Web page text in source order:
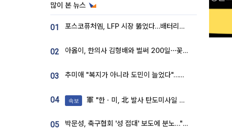
많이 본 뉴스
01 포스코퓨처엠, LFP 시장 뚫었다…배터리사와 대규모 장기 공급 합의
02 아옳이, 한의사 김형배와 벌써 200일⋯꽃다발 들고 "프러포즈 아냐"
03 추미애 "복지가 아니라 도민이 늘었다"…재정난 책임론 정면돌파
04 속보 軍 "한ㆍ미, 北 발사 탄도미사일 제원 정밀분석 중"
05 박문성, 축구협회 '성 접대' 보도에 분노…"다 말아먹으려고 작정했나"